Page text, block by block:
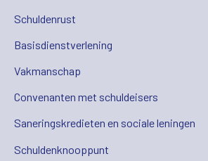
Schuldenrust
Basisdienstverlening
Vakmanschap
Convenanten met schuldeisers
Saneringskredieten en sociale leningen
Schuldenknooppunt